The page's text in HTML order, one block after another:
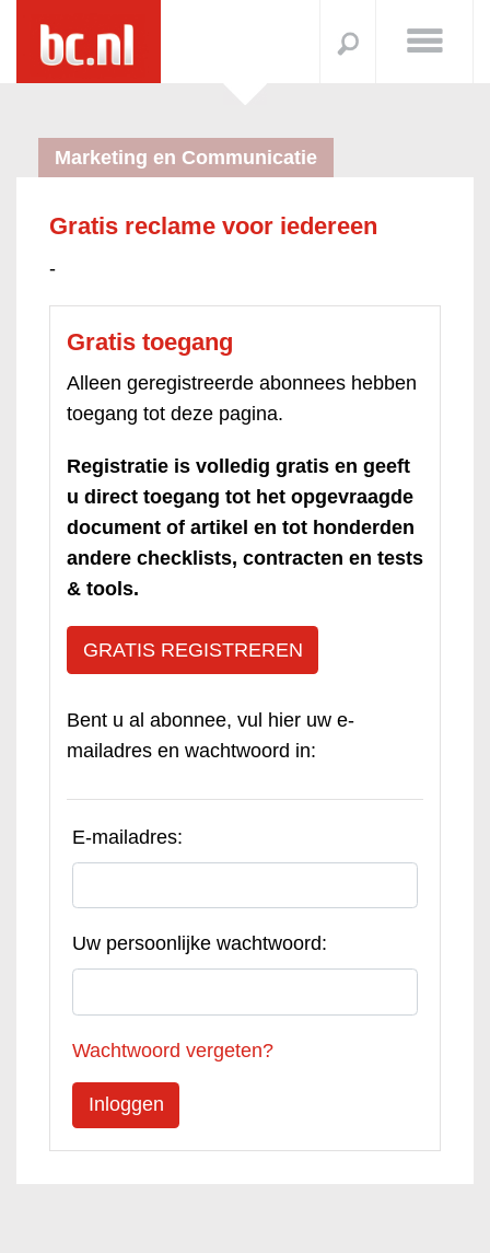
Marketing en Communicatie
Gratis reclame voor iedereen
-
Gratis toegang
Alleen geregistreerde abonnees hebben
toegang tot deze pagina.
Registratie is volledig gratis en geeft
u direct toegang tot het opgevraagde
document of artikel en tot honderden
andere checklists, contracten en tests
& tools.
GRATIS REGISTREREN
Bent u al abonnee, vul hier uw e-
mailadres en wachtwoord in:
E-mailadres:
Uw persoonlijke wachtwoord:
Wachtwoord vergeten?